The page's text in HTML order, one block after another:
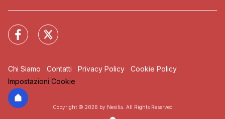
Chi Siamo Contatti Privacy Policy
Cookie Policy
Impostazioni Cookie
Copyright © 2026 by Nexilia. All Rights Reserved